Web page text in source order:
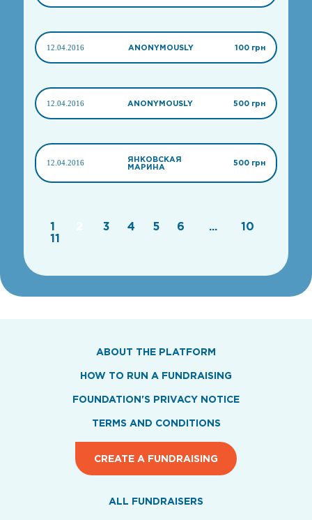
12.04.2016 ANONYMOUSLY 100 грн
12.04.2016 ANONYMOUSLY 500 грн
12.04.2016
ЯНКОВСКАЯ
МАРИНА
500 грн
1 3 4 5 6 ...
10
11
ABOUT THE PLATFORM
HOW TO RUN A FUNDRAISING
FOUNDATION'S PRIVACY NOTICE
TERMS AND CONDITIONS
CREATE A FUNDRAISING
ALL FUNDRAISERS